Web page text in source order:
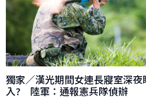
獨家／漢光期間女連長寢室深
入? 陸軍：通報憲兵隊偵辦